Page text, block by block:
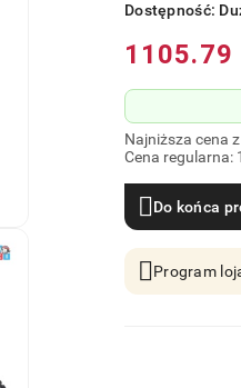
Dostępność:
Cena:
1105.79
Najniższa cena
Cena regularna:
Do końca
Program